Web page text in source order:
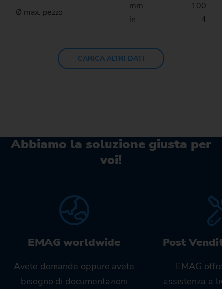
Ø max. pezzo
mm
in
100
4
CARICA ALTRI DATI
Abbiamo la soluzione giusta per
voi!
EMAG worldwide
Avete domande oppure avete
bisogno di documentazioni
Post
EMAG
assistenza a